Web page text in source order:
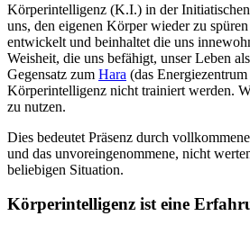
Körperintelligenz (K.I.) in der
uns, den eigenen Körper wieder zu
entwickelt und beinhaltet die uns
Weisheit, die uns befähigt, unser Leben
Gegensatz zum Hara (das
Körperintelligenz nicht trainiert werden.
zu nutzen.
Dies bedeutet Präsenz durch
und das unvoreingenommene, nicht
beliebigen Situation.
Körperintelligenz ist eine